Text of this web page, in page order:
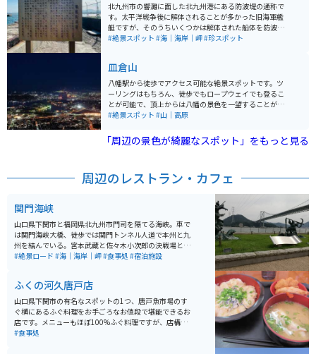
北九州市の響灘に面した北九州港にある防波堤の通称で
す。太平洋戦争後に解体されることが多かった旧海軍艦
艇ですが、そのうちいくつかは解体された船体を防波堤
として利用されています。 北九州港に作られた長さ770
のものを防波堤として使っていましたが、のちに埋没さ
せたり周囲をコンクリートで多い現在の姿になっていま
す。「柳」の船体は今でも船の形を留めており、ありし
日の姿を想像することができます。
#絶景スポット #海｜海岸｜岬#珍スポット
皿倉山
八幡駅から徒歩でアクセス可能な絶景スポットです。ツ
ーリングはもちろん、徒歩でもロープウェイでも登るこ
とが可能で、頂上からは八幡の景色を一望することがで
きます。夜景がとても綺麗なスポットなので、夜のデー
#絶景スポット #山｜高原
「周辺の景色が綺麗なスポット」をもっと見る
周辺のレストラン・カフェ
関門海峡
山口県下関市と福岡県北九州市門司を隔てる海峡。車で
は関門海峡大橋、徒歩では関門トンネル人道で本州と九
州を結んでいる。宮本武蔵と佐々木小次郎の決戦場とな
った巌流島や門司港レトロなどの観光地が楽しめる。
#絶景ロード #海｜海岸｜岬#食事処 #宿泊施設
ふくの河久唐戸店
山口県下関市の有名なスポットの1つ、唐戸魚市場のす
ぐ横にあるふぐ料理をお手ごろなお値段で堪能できるお
店です。メニューもほぼ100%ふぐ料理ですが、店構え
は大衆食堂で、一人でも気軽に入れるふぐ料理の飲食店
#食事処